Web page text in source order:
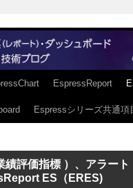
EspressReport
Espressシリーズ共通項
績評価指標 ）、アラー
ES（ERES)